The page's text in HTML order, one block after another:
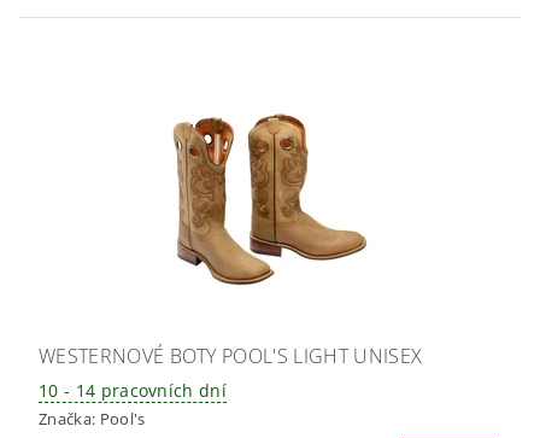
WESTERNOVÉ BOTY POOL'S LIGHT UNISEX
10 - 14 pracovních dní
Značka: Pool's